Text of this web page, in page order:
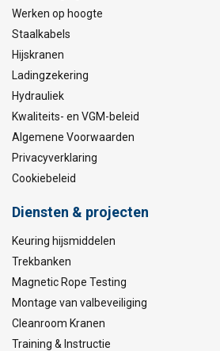
Werken op hoogte
Staalkabels
Hijskranen
Ladingzekering
Hydrauliek
Kwaliteits- en VGM-beleid
Algemene Voorwaarden
Privacyverklaring
Cookiebeleid
Diensten & projecten
Keuring hijsmiddelen
Trekbanken
Magnetic Rope Testing
Montage van valbeveiliging
Cleanroom Kranen
Training & Instructie